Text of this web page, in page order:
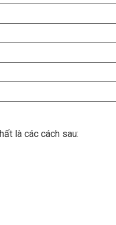
là các cách sau: